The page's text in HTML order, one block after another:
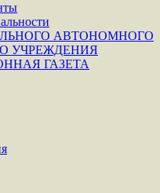
АВТОНОМНОГО
УЧРЕЖДЕНИЯ
ГАЗЕТА